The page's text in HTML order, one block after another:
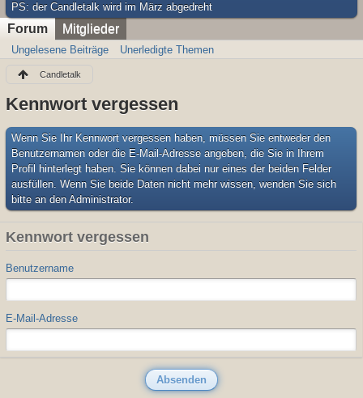
​PS: der Candletalk wird im März abgedreht
Forum Mitglieder
Ungelesene Beiträge Unerledigte Themen
Candletalk
Kennwort vergessen
Wenn Sie Ihr Kennwort vergessen haben, müssen Sie entweder den
Benutzernamen oder die E-Mail-Adresse angeben, die Sie in Ihrem
Profil hinterlegt haben. Sie können dabei nur eines der beiden Felder
ausfüllen. Wenn Sie beide Daten nicht mehr wissen, wenden Sie sich
bitte an den Administrator.
Kennwort vergessen
Benutzername
E-Mail-Adresse